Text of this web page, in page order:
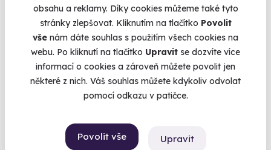
obsahu a reklamy. Díky cookies můžeme také tyto
stránky zlepšovat. Kliknutím na tlačítko Povolit
vše nám dáte souhlas s použitím všech cookies na
webu. Po kliknutí na tlačítko Upravit se dozvíte více
informací o cookies a zároveň můžete povolit jen
některé z nich. Váš souhlas můžete kdykoliv odvolat
pomocí odkazu v patičce.
Povolit vše Upravit
AKCE